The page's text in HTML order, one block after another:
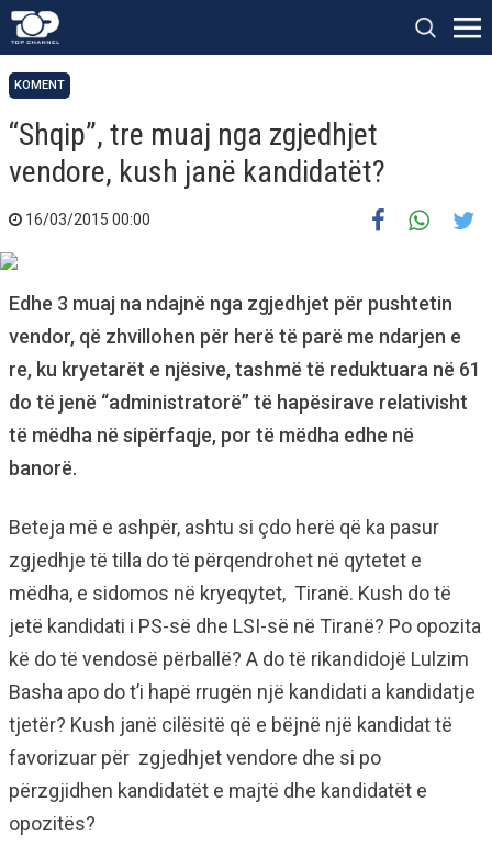
KOMENT
“Shqip”, tre muaj nga zgjedhjet
vendore, kush janë kandidatët?
16/03/2015 00:00
Edhe 3 muaj na ndajnë nga zgjedhjet për pushtetin
vendor, që zhvillohen për herë të parë me ndarjen e
re, ku kryetarët e njësive, tashmë të reduktuara në 61
do të jenë “administratorë” të hapësirave relativisht
të mëdha në sipërfaqje, por të mëdha edhe në
banorë.
Beteja më e ashpër, ashtu si çdo herë që ka pasur
zgjedhje të tilla do të përqendrohet në qytetet e
mëdha, e sidomos në kryeqytet, Tiranë. Kush do të
jetë kandidati i PS-së dhe LSI-së në Tiranë? Po opozita
kë do të vendosë përballë? A do të rikandidojë Lulzim
Basha apo do t’i hapë rrugën një kandidati a kandidatje
tjetër? Kush janë cilësitë që e bëjnë një kandidat të
favorizuar për zgjedhjet vendore dhe si po
përzgjidhen kandidatët e majtë dhe kandidatët e
opozitës?